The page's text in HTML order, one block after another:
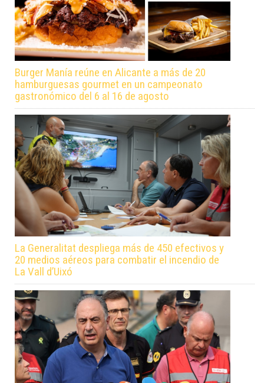
Burger Manía reúne en Alicante a más de 20
hamburguesas gourmet en un campeonato
gastronómico del 6 al 16 de agosto
La Generalitat despliega más de 450 efectivos y
20 medios aéreos para combatir el incendio de
La Vall d’Uixó